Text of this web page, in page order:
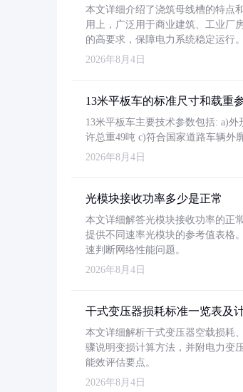
本文详细介绍了浇筑母线槽的特点
用上，广泛用于商业建筑、工业厂
的高要求，保障电力系统稳定运行。
2026年8月4日
13米平板车的标准尺寸和载重
13米平板车主要技术参数包括: a)
许总重49吨 c)符合国家道路车辆外
2026年8月4日
光模块接收功率多少是正常
本文详细解答光模块接收功率的正
提供不同速率光模块的参考值表格
速判断网络性能问题。
2026年8月4日
干式变压器损耗标准一览表及
本文详细解析干式变压器空载损耗
骤说明变损计算方法，并附电力变
能效评估要点。
2026年8月4日